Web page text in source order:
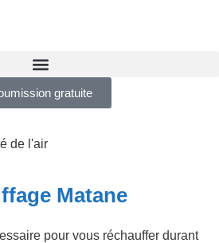
gratuite
de l'air
Matane
pour vous réchauffer durant